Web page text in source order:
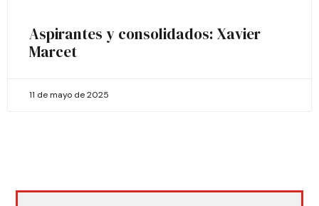
Aspirantes y consolidados: Xavier
Marcet
11 de mayo de 2025